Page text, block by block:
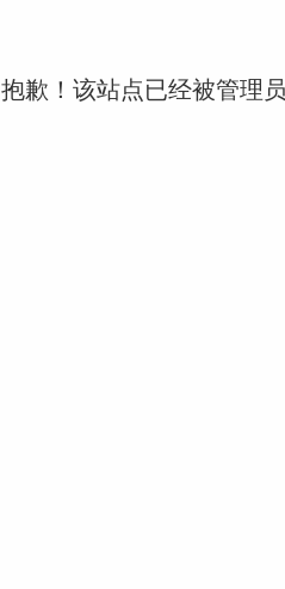
抱歉！该站点已经被管理